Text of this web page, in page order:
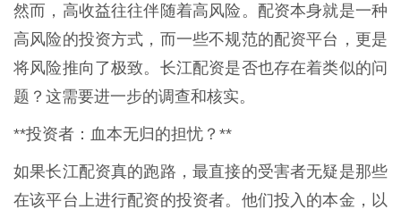
然而，高收益往往伴随着高风险。配资本身就是一种
高风险的投资方式，而一些不规范的配资平台，更是
将风险推向了极致。长江配资是否也存在着类似的问
题？这需要进一步的调查和核实。
**投资者：血本无归的担忧？**
如果长江配资真的跑路，最直接的受害者无疑是那些
在该平台上进行配资的投资者。他们投入的本金，以